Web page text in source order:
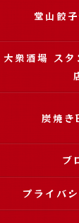
堂山餃
大衆酒場 ス
炭焼き
ブ
プライバ